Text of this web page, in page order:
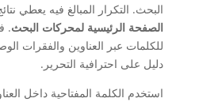
البحث. التكرار المبالغ فيه يعطي
الصفحة الرئيسية لمحركات البحث.
للكلمات عبر العناوين والفقرات
دليل على احترافية التحرير.
استخدم الكلمة المفتاحية داخل